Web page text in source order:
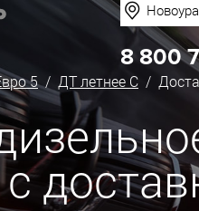
8 800
5/ ДТ летнее C /